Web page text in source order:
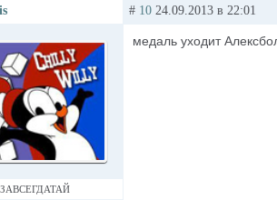
ЗАВСЕГДАТАЙ
# 10 24.09.2013 в 22:01
медаль уходит